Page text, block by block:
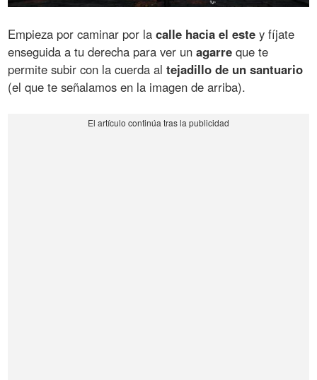
Empieza por caminar por lacalle hacia el este y fíjate
enseguida a tu derecha para ver unagarre que te
permite subir con la cuerda altejadillo de un santuario
(el que te señalamos en la imagen de arriba).